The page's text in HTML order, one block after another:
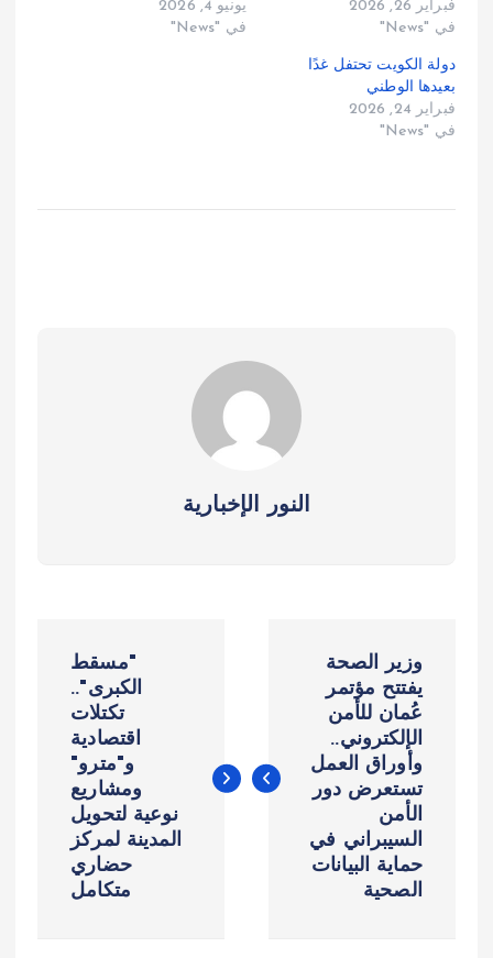
فبراير 26, 2026
في "News"
يونيو 4, 2026
في "News"
دولة الكويت تحتفل غدًا
بعيدها الوطني
فبراير 24, 2026
في "News"
النور الإخبارية
ص
وزير الصحة
يفتتح مؤتمر
عُمان للأمن
الإلكتروني..
وأوراق العمل
تستعرض دور
الأمن
السيبراني في
حماية البيانات
الصحية
"مسقط
الكبرى"..
تكتلات
اقتصادية
و"مترو"
ومشاريع
نوعية لتحويل
المدينة لمركز
حضاري
متكامل